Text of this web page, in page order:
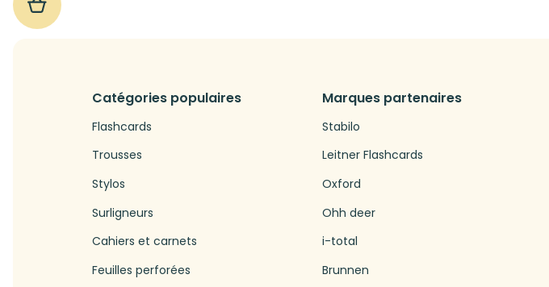
Catégories populaires
Flashcards
Trousses
Stylos
Surligneurs
Cahiers et carnets
Feuilles perforées
Marques partenaires
Stabilo
Leitner Flashcards
Oxford
Ohh deer
i-total
Brunnen